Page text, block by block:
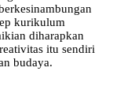
kurikulum
diharapkan
itu sendiri
budaya.